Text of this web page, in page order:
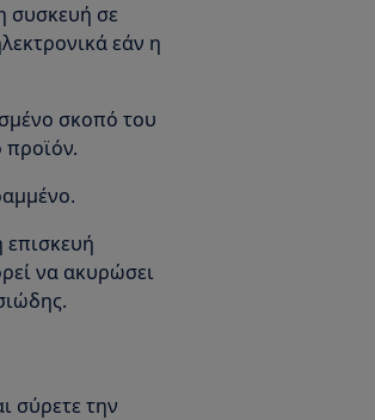
συσκευή σε
εάν η
σκοπό του
προϊόν.
να ακυρώσει
σύρετε την